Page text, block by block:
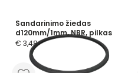
Sandarinimo žiedas
d120mm/1mm, NBR, pilkas
€ 3,48